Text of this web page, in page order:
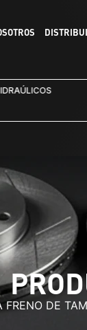
FRENO DE